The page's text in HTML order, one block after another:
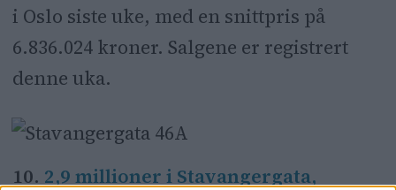
i Oslo siste uke, med en snittpris på
6.836.024 kroner. Salgene er registrert
denne uka.
10. 2,9 millioner i Stavangergata,